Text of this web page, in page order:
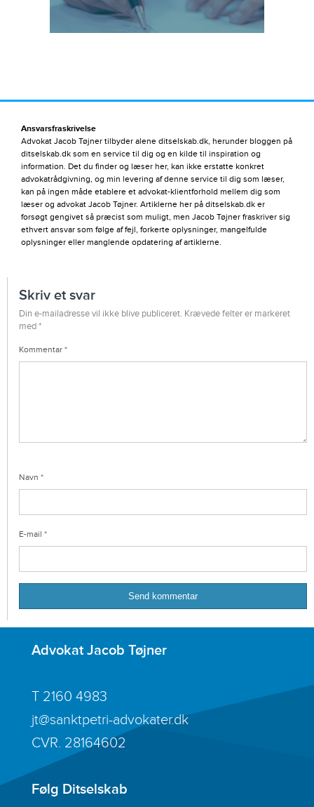
Ansvarsfraskrivelse
Advokat Jacob Tøjner tilbyder alene ditselskab.dk, herunder bloggen på
ditselskab.dk som en service til dig og en kilde til inspiration og
information. Det du finder og læser her, kan ikke erstatte konkret
advokatrådgivning, og min levering af denne service til dig som læser,
kan på ingen måde etablere et advokat-klientforhold mellem dig som
læser og advokat Jacob Tøjner. Artiklerne her på ditselskab.dk er
forsøgt gengivet så præcist som muligt, men Jacob Tøjner fraskriver sig
ethvert ansvar som følge af fejl, forkerte oplysninger, mangelfulde
oplysninger eller manglende opdatering af artiklerne.
Skriv et svar
Din e-mailadresse vil ikke blive publiceret. Krævede felter er markeret
med*
Kommentar *
Navn *
E-mail *
Advokat Jacob Tøjner
T 2160 4983
jt@sanktpetri-advokater.dk
CVR. 28164602
Følg Ditselskab